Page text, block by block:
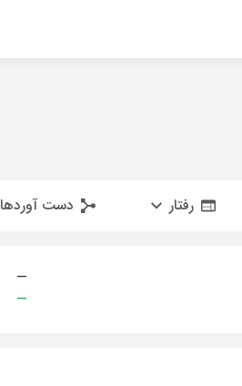
رفتار دست آوردها
—
—